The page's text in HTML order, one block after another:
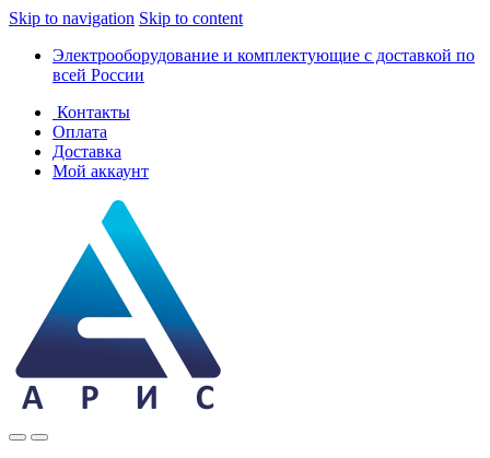
Skip to navigation Skip to content
Электрооборудование и комплектующие с доставкой по
всей России
Контакты
Оплата
Доставка
Мой аккаунт